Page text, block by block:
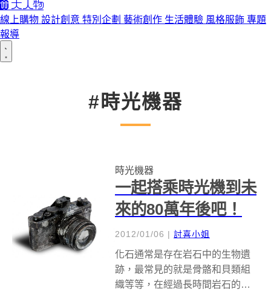
線上購物 設計創意 特別企劃 藝術創作 生活體驗 風格服飾 專題
報導
#時光機器
時光機器
一起搭乘時光機到未
來的80萬年後吧！
2012/01/06 | 討喜小姐
化石通常是存在岩石中的生物遺
跡，最常見的就是骨骼和貝類組
織等等，在經過長時間岩石的壓